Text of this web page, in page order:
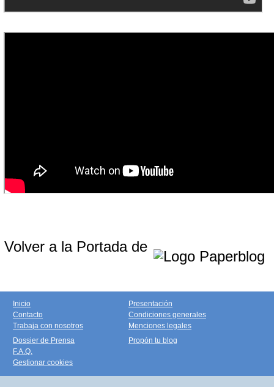
Volver a la Portada de
Inicio
Contacto
Trabaja con nosotros
Presentación
Condiciones generales
Menciones legales
Dossier de Prensa
F.A.Q.
Gestionar cookies
Propón tu blog